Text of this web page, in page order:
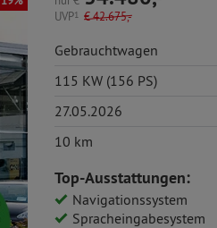
UVP1 €42.675,-
Gebrauchtwagen
115 KW (156 PS)
27.05.2026
10 km
Top-Ausstattungen:
Navigationssystem
Spracheingabesystem